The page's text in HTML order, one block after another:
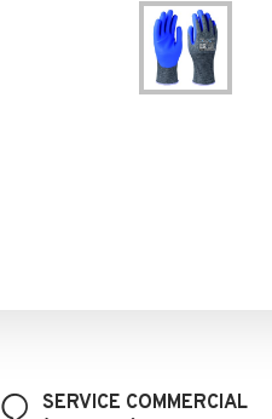
SERVICE COMMERCIAL